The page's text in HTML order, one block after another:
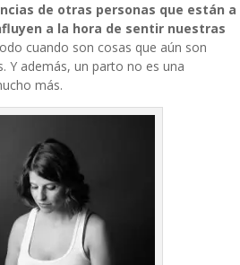
de otras personas que están a
a la hora de sentir nuestras
cuando son cosas que aún son
Y además, un parto no es una
más.